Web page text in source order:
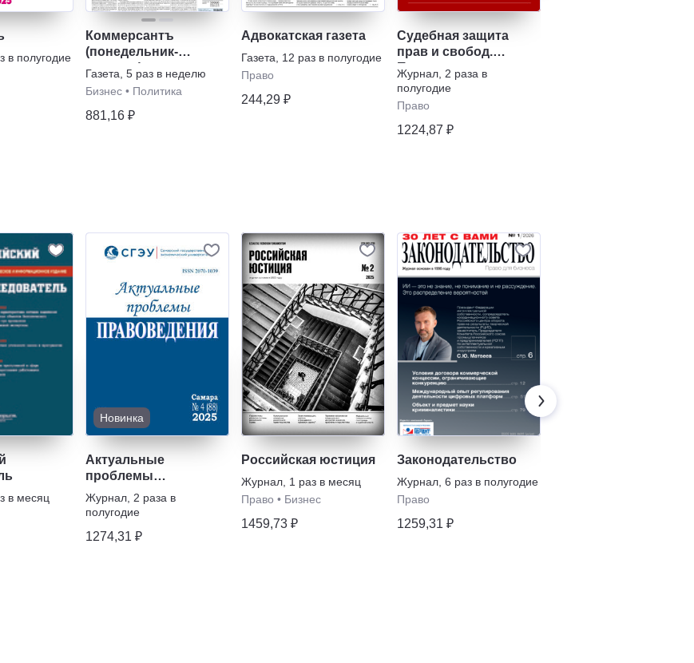
в полугодие
Коммерсантъ
(понедельник-
пятница)
Газета 5 раз в неделю
Бизнес • Политика
881,16 ₽
Адвокатская газета
Газета
12 раз в полугодие
Право
244,29 ₽
Судебная защита
прав и свобод.
Приложение к
журналу "Судья"
Журнал 2 раза в
полугодие
Право
1224,87 ₽
в месяц
Новинка
Актуальные
проблемы
правоведения
Журнал 2 раза в
полугодие
1274,31 ₽
Российская юстиция
Журнал 1 раз в месяц
Право • Бизнес
1459,73 ₽
Законодательство
Журнал 6 раз в полугодие
Право
1259,31 ₽